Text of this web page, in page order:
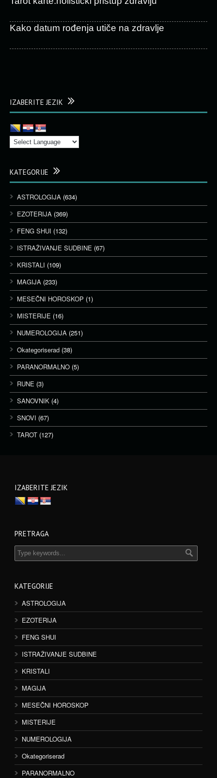
Kako datum rođenja utiče na zdravlje
IZABERITE JEZIK
KATEGORIJE
ASTROLOGIJA (634)
EZOTERIJA (369)
FENG SHUI (132)
ISTRAŽIVANJE SUDBINE (67)
KRISTALI (109)
MAGIJA (233)
MESEČNI HOROSKOP (1)
MISTERIJE (16)
NUMEROLOGIJA (251)
Okategoriserad (38)
PARANORMALNO (5)
RUNE (3)
SANOVNIK (4)
SNOVI (67)
TAROT (127)
IZABERITE JEZIK
PRETRAGA
KATEGORIJE
ASTROLOGIJA
EZOTERIJA
FENG SHUI
ISTRAŽIVANJE SUDBINE
KRISTALI
MAGIJA
MESEČNI HOROSKOP
MISTERIJE
NUMEROLOGIJA
Okategoriserad
PARANORMALNO